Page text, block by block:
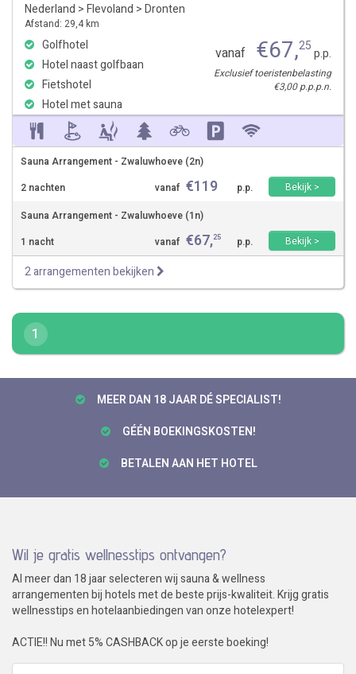
Nederland >Flevoland >Dronten
Afstand: 29,4 km
Golfhotel
Hotel naast golfbaan
Fietshotel
Hotel met sauna
vanaf €67,25p.p.
Exclusief toeristenbelasting
€3,00 p.p.p.n.
Sauna Arrangement - Zwaluwhoeve (2n)
2 nachten
vanaf €119 p.p.
Bekijk >
Sauna Arrangement - Zwaluwhoeve (1n)
1 nacht
vanaf €67,25 p.p. Bekijk >
2 arrangementen bekijken
1
MEER DAN 18 JAAR DÉ SPECIALIST!
GÉÉN BOEKINGSKOSTEN!
BETALEN AAN HET HOTEL
Wil je gratis wellnesstips ontvangen?
Al meer dan 18 jaar selecteren wij sauna & wellness
arrangementen bij hotels met de beste prijs-kwaliteit. Krijg gratis
wellnesstips en hotelaanbiedingen van onze hotelexpert!
ACTIE!! Nu met 5% CASHBACK op je eerste boeking!